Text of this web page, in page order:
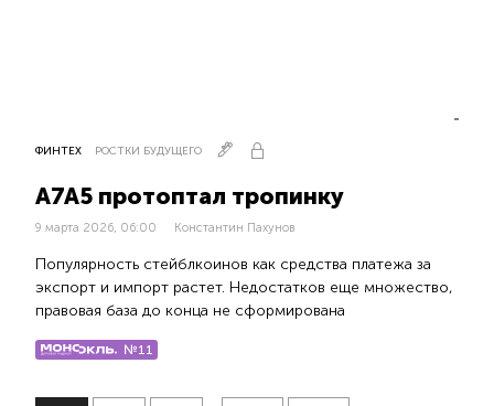
ФИНТЕХ РОСТКИ БУДУЩЕГО
А7А5 протоптал тропинку
9 марта 2026, 06:00 Константин Пахунов
Популярность стейблкоинов как средства платежа за
экспорт и импорт растет. Недостатков еще множество,
правовая база до конца не сформирована
№11